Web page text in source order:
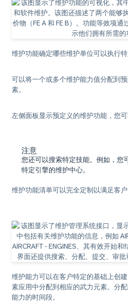
维护功能确定哪些维护单位可以执行特
可以将一个或多个维护能力值分配到
素。
左侧面板显示预定义的维护功能，您可
注意
您还可以搜索特定技能。例如，您
特定引擎的维护中心。
维护功能清单可以完全定制以满足客户
维护能力可以在客户特定的基础上创
素应用中分配到相应的武力元素。分
能力的时间段。